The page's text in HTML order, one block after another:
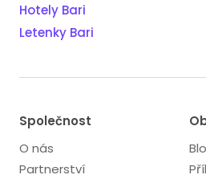
Hotely Bari
Letenky Bari
Společnost
O nás
Partnerství